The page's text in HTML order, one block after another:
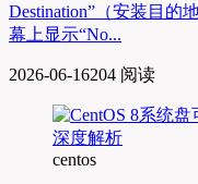
Destination”（安装目的
幕上显示“No...
2026-06-16204 阅读
centos